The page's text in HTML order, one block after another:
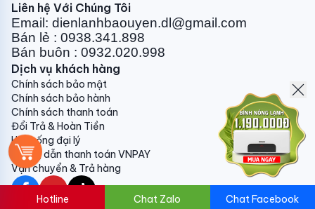
Liên hệ Với Chúng Tôi
Email: dienlanhbaouyen.dl@gmail.com
Bán lẻ : 0938.341.898
Bán buôn : 0932.020.998
Dịch vụ khách hàng
Chính sách bảo mật
Chính sách bảo hành
Chính sách thanh toán
Đổi Trả & Hoàn Tiền
Hệ thống đại lý
Hướng dẫn thanh toán VNPAY
Vận chuyển & Trả hàng
Hotline Chat Zalo Chat Facebook